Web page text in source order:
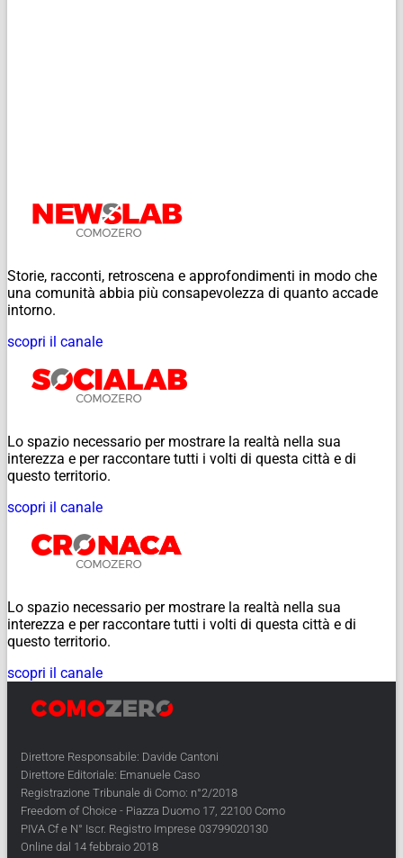
Storie, racconti, retroscena e approfondimenti in modo che
una comunità abbia più consapevolezza di quanto accade
intorno.
scopri il canale
Lo spazio necessario per mostrare la realtà nella sua
interezza e per raccontare tutti i volti di questa città e di
questo territorio.
scopri il canale
Lo spazio necessario per mostrare la realtà nella sua
interezza e per raccontare tutti i volti di questa città e di
questo territorio.
scopri il canale
Direttore Responsabile: Davide Cantoni
Direttore Editoriale: Emanuele Caso
Registrazione Tribunale di Como: n°2/2018
Freedom of Choice - Piazza Duomo 17, 22100 Como
PIVA Cf e N° Iscr. Registro Imprese 03799020130
Online dal 14 febbraio 2018